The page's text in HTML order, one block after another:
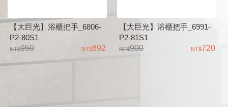
【大巨光】浴櫃把手_6806-
P2-80S1
950
892
【大巨光】浴櫃把手_6991-
P2-81S1
900
720